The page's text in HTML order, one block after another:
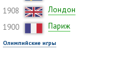
1908
Лондон
1900
Париж
Олимпийские игры